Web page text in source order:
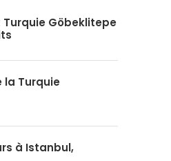
Turquie Göbeklitepe
la Turquie
à Istanbul,